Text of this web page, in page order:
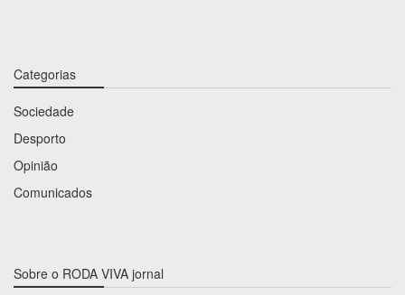
Categorias
Sociedade
Desporto
Opinião
Comunicados
Sobre o RODA VIVA jornal